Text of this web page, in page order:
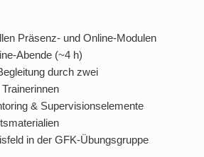
Präsenz- und Online‑Modulen
(~4 h)
durch zwei
& Supervisionselemente
in der GFK‑Übungsgruppe